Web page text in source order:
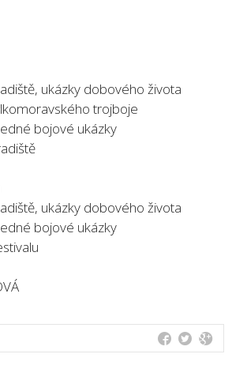
ukázky dobového života
trojboje
bojové ukázky
ukázky dobového života
bojové ukázky